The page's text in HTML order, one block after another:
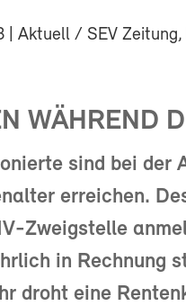
| Aktuell / SEV Zeitung,
WÄHREND
sind bei der
erreichen.
Zweigstelle
in Rechnung
droht eine